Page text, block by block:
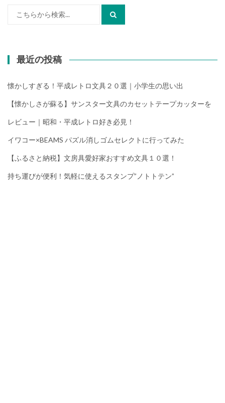
最近の投稿
懐かしすぎる！平成レトロ文具２０選｜小学生の思い出
【懐かしさが蘇る】サンスター文具のカセットテープカッターを
レビュー｜昭和・平成レトロ好き必見！
イワコー×BEAMS パズル消しゴムセレクトに行ってみた
【ふるさと納税】文房具愛好家おすすめ文具１０選！
持ち運びが便利！気軽に使えるスタンプ”ノトトテン”